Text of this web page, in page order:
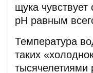
щука
pH равным
Температура
таких
тысячелетиями